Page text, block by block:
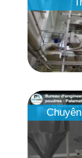
process-
palamatic-